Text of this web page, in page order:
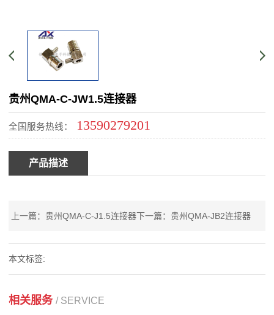
贵州QMA-C-JW1.5连接器
全国服务热线： 13590279201
产品描述
上一篇：贵州QMA-C-J1.5连接器下一篇：贵州QMA-JB2连接器
本文标签:
相关服务 / SERVICE